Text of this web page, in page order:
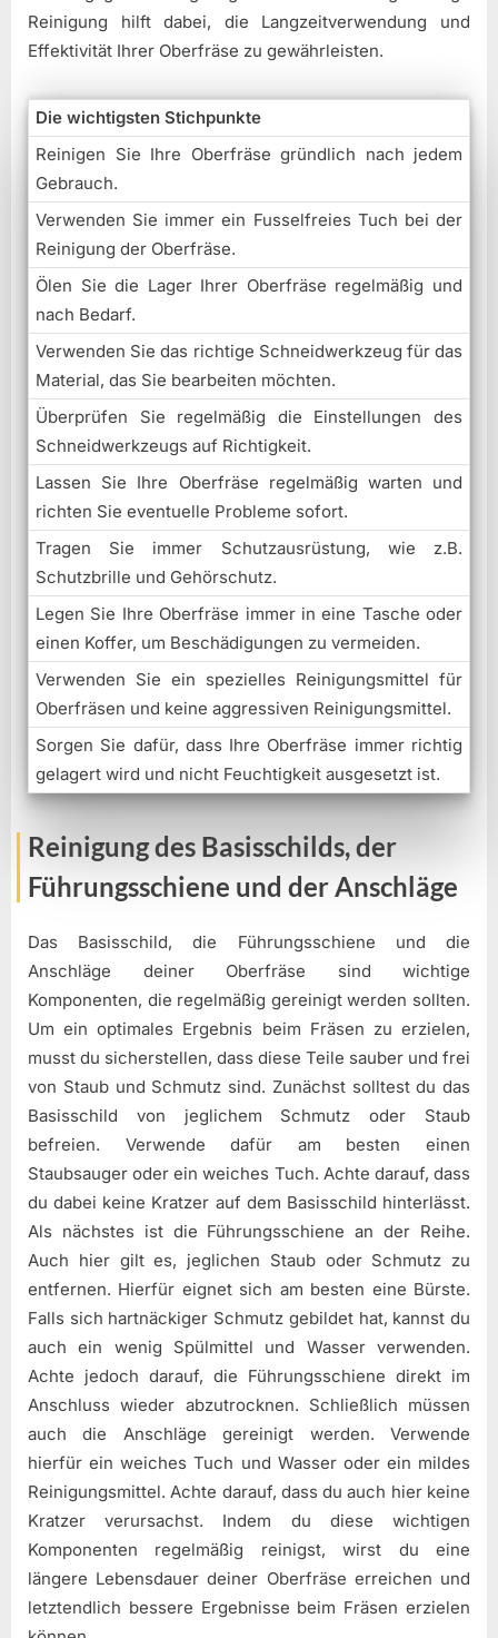
Reinigung hilft dabei, die Langzeitverwendung und
Effektivität Ihrer Oberfräse zu gewährleisten.
Die wichtigsten Stichpunkte
Reinigen Sie Ihre Oberfräse gründlich nach jedem
Gebrauch.
Verwenden Sie immer ein Fusselfreies Tuch bei der
Reinigung der Oberfräse.
Ölen Sie die Lager Ihrer Oberfräse regelmäßig und
nach Bedarf.
Verwenden Sie das richtige Schneidwerkzeug für das
Material, das Sie bearbeiten möchten.
Überprüfen Sie regelmäßig die Einstellungen des
Schneidwerkzeugs auf Richtigkeit.
Lassen Sie Ihre Oberfräse regelmäßig warten und
richten Sie eventuelle Probleme sofort.
Tragen Sie immer Schutzausrüstung, wie z.B.
Schutzbrille und Gehörschutz.
Legen Sie Ihre Oberfräse immer in eine Tasche oder
einen Koffer, um Beschädigungen zu vermeiden.
Verwenden Sie ein spezielles Reinigungsmittel für
Oberfräsen und keine aggressiven Reinigungsmittel.
Sorgen Sie dafür, dass Ihre Oberfräse immer richtig
gelagert wird und nicht Feuchtigkeit ausgesetzt ist.
Reinigung des Basisschilds, der
Führungsschiene und der Anschläge
Das Basisschild, die Führungsschiene und die
Anschläge deiner Oberfräse sind wichtige
Komponenten, die regelmäßig gereinigt werden sollten.
Um ein optimales Ergebnis beim Fräsen zu erzielen,
musst du sicherstellen, dass diese Teile sauber und frei
von Staub und Schmutz sind. Zunächst solltest du das
Basisschild von jeglichem Schmutz oder Staub
befreien. Verwende dafür am besten einen
Staubsauger oder ein weiches Tuch. Achte darauf, dass
du dabei keine Kratzer auf dem Basisschild hinterlässt.
Als nächstes ist die Führungsschiene an der Reihe.
Auch hier gilt es, jeglichen Staub oder Schmutz zu
entfernen. Hierfür eignet sich am besten eine Bürste.
Falls sich hartnäckiger Schmutz gebildet hat, kannst du
auch ein wenig Spülmittel und Wasser verwenden.
Achte jedoch darauf, die Führungsschiene direkt im
Anschluss wieder abzutrocknen. Schließlich müssen
auch die Anschläge gereinigt werden. Verwende
hierfür ein weiches Tuch und Wasser oder ein mildes
Reinigungsmittel. Achte darauf, dass du auch hier keine
Kratzer verursachst. Indem du diese wichtigen
Komponenten regelmäßig reinigst, wirst du eine
längere Lebensdauer deiner Oberfräse erreichen und
letztendlich bessere Ergebnisse beim Fräsen erzielen